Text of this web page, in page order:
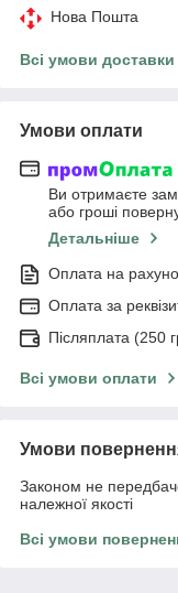
Нова Пошта
Всі умови доставки
Умови оплати
Ви отримаєте
або гроші
Детальніше
Оплата на
Оплата за
Післяплата (250
Всі умови оплати
Умови
Законом не
належної якості
Всі умови